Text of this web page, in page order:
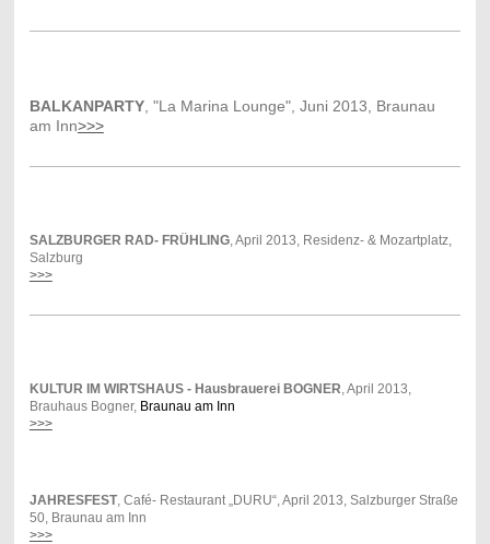
BALKANPARTY, "La Marina Lounge", Juni 2013, Braunau
am Inn>>>
SALZBURGER RAD- FRÜHLING, April 2013, Residenz- & Mozartplatz,
Salzburg
>>>
KULTUR IM WIRTSHAUS - Hausbrauerei BOGNER , April 2013,
Brauhaus Bogner, Braunau am Inn
>>>
JAHRESFEST, Café- Restaurant „DURU“, April 2013, Salzburger Straße
50, Braunau am Inn
>>>